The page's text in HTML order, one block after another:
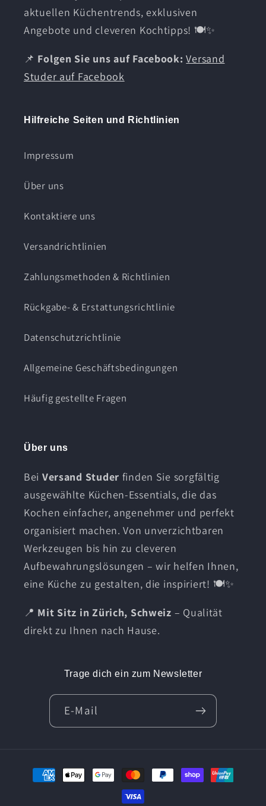
aktuellen Küchentrends, exklusiven
Angebote und cleveren Kochtipps! 🍽️✨
📌 Folgen Sie uns auf Facebook: Versand
Studer auf Facebook
Hilfreiche Seiten und Richtlinien
Impressum
Über uns
Kontaktiere uns
Versandrichtlinien
Zahlungsmethoden & Richtlinien
Rückgabe- & Erstattungsrichtlinie
Datenschutzrichtlinie
Allgemeine Geschäftsbedingungen
Häufig gestellte Fragen
Über uns
Bei Versand Studer finden Sie sorgfältig
ausgewählte Küchen-Essentials, die das
Kochen einfacher, angenehmer und perfekt
organisiert machen. Von unverzichtbaren
Werkzeugen bis hin zu cleveren
Aufbewahrungslösungen – wir helfen Ihnen,
eine Küche zu gestalten, die inspiriert! 🍽️✨
📍 Mit Sitz in Zürich, Schweiz – Qualität
direkt zu Ihnen nach Hause.
Trage dich ein zum Newsletter
E-Mail
Zahlungsmethoden